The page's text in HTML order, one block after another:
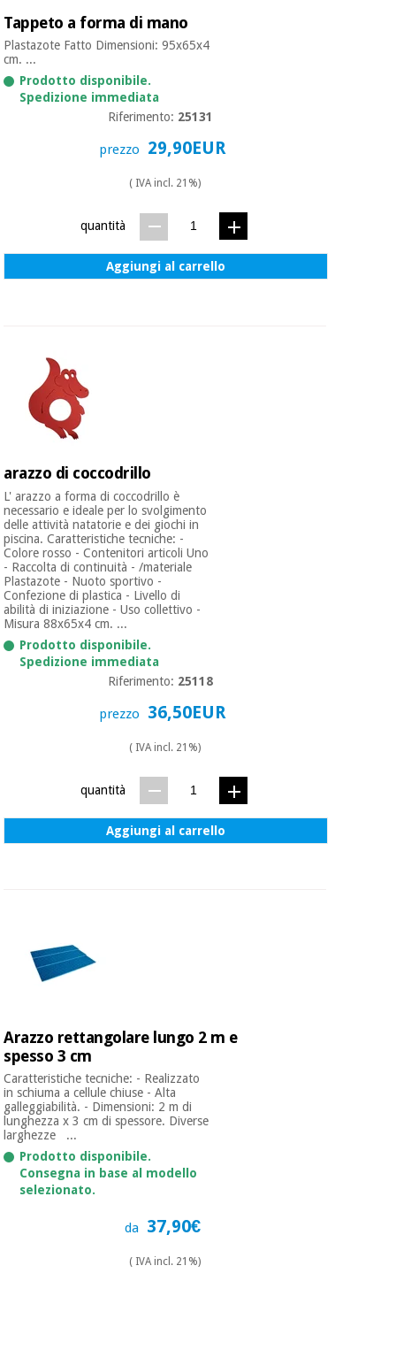
Tappeto a forma di mano
Plastazote Fatto Dimensioni: 95x65x4
cm. ...
Prodotto disponibile.
Spedizione immediata
Riferimento: 25131
prezzo 29,90EUR
( IVA incl. 21%)
quantità
Aggiungi al carrello
arazzo di coccodrillo
L' arazzo a forma di coccodrillo è
necessario e ideale per lo svolgimento
delle attività natatorie e dei giochi in
piscina. Caratteristiche tecniche: -
Colore rosso - Contenitori articoli Uno
- Raccolta di continuità - /materiale
Plastazote - Nuoto sportivo -
Confezione di plastica - Livello di
abilità di iniziazione - Uso collettivo -
Misura 88x65x4 cm. ...
Prodotto disponibile.
Spedizione immediata
Riferimento: 25118
prezzo 36,50EUR
( IVA incl. 21%)
quantità
Aggiungi al carrello
Arazzo rettangolare lungo 2 m e
spesso 3 cm
Caratteristiche tecniche: - Realizzato
in schiuma a cellule chiuse - Alta
galleggiabilità. - Dimensioni: 2 m di
lunghezza x 3 cm di spessore. Diverse
larghezze ...
Prodotto disponibile.
Consegna in base al modello
selezionato.
da 37,90€
( IVA incl. 21%)